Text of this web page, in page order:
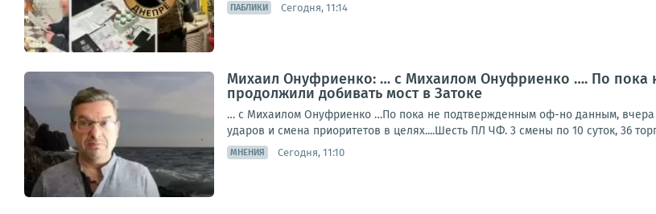
ПАБЛИКИ Сегодня, 11:14
Михаил Онуфриенко: … с Михаилом Онуфриенко …. По
продолжили добивать мост в Затоке
… с Михаилом Онуфриенко …По пока не подтвержденным оф-но данным, вчера
ударов и смена приоритетов в целях....Шесть ПЛ ЧФ. 3 смены по 10 суток, 36
МНЕНИЯ Сегодня, 11:10